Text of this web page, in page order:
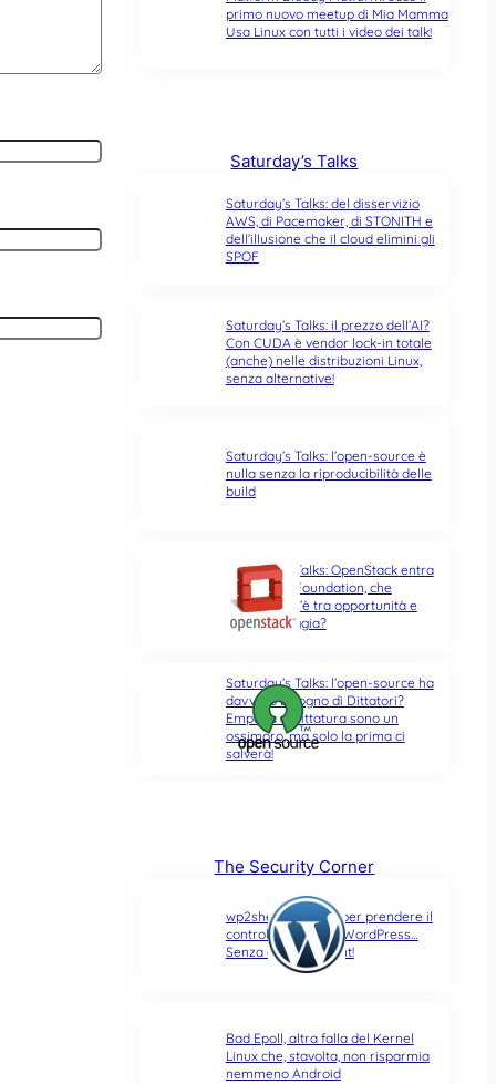
primo nuovo meetup di Mia Mamma
Usa Linux con tutti i video dei talk!
Saturday’s Talks
Saturday’s Talks: del disservizio
AWS, di Pacemaker, di STONITH e
dell’illusione che il cloud elimini gli
SPOF
Saturday’s Talks: il prezzo dell’AI?
Con CUDA è vendor lock-in totale
(anche) nelle distribuzioni Linux,
senza alternative!
Saturday’s Talks: l’open-source è
nulla senza la riproducibilità delle
build
Saturday’s Talks: OpenStack entra
nella Linux Foundation, che
differenza c’è tra opportunità e
ultima spiaggia?
Saturday’s Talks: l’open-source ha
davvero bisogno di Dittatori?
Empatia e Dittatura sono un
ossimoro, ma solo la prima ci
salverà!
The Security Corner
wp2shell: due CVE per prendere il
controllo di un sito WordPress…
Senza alcun account!
Bad Epoll, altra falla del Kernel
Linux che, stavolta, non risparmia
nemmeno Android